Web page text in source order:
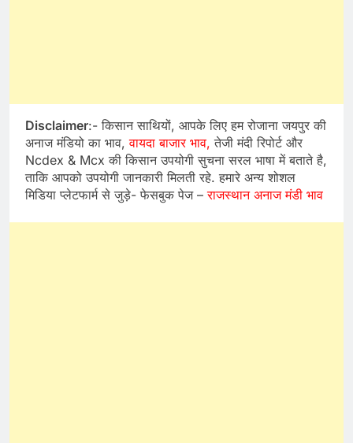
Disclaimer:- किसान साथियों, आपके लिए हम रोजाना जयपुर की
अनाज मंडियो का भाव, वायदा बाजार भाव, तेजी मंदी रिपोर्ट और
Ncdex & Mcx की किसान उपयोगी सुचना सरल भाषा में बताते है,
ताकि आपको उपयोगी जानकारी मिलती रहे. हमारे अन्य शोशल
मिडिया प्लेटफार्म से जुड़े- फेसबुक पेज –राजस्थान अनाज मंडी भाव